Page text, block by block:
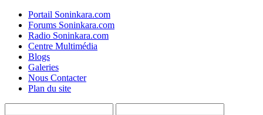
Portail Soninkara.com
Forums Soninkara.com
Radio Soninkara.com
Centre Multimédia
Blogs
Galeries
Nous Contacter
Plan du site